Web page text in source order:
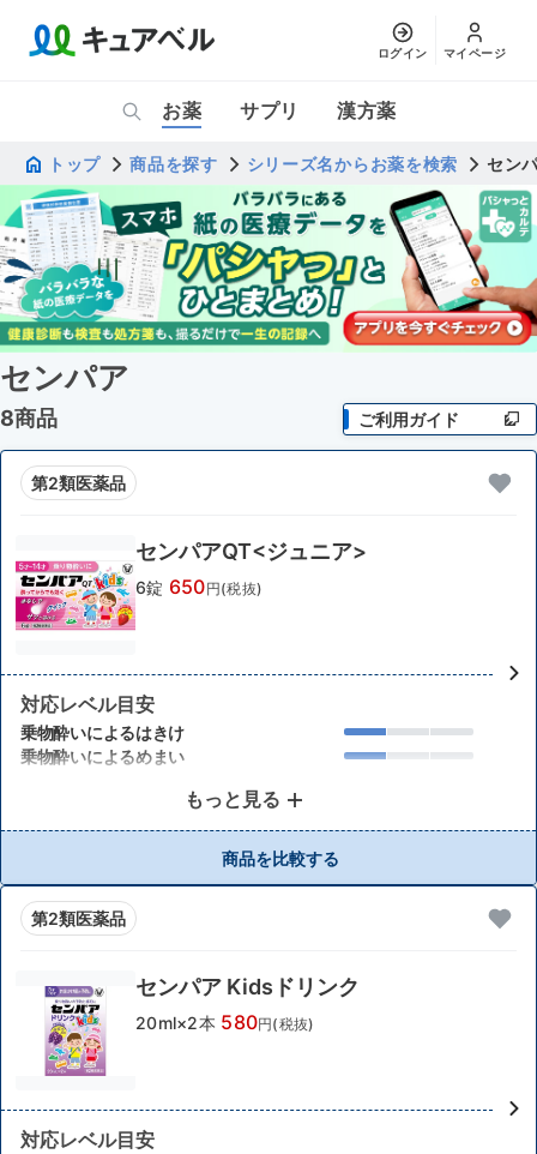
ログイン マイページ
お薬 サプリ 漢方薬
トップ 商品を探す シリーズ名からお薬を検索 セン
センパア
8商品 ご利用ガイド
第2類医薬品
センパアQT<ジュニア>
6錠 650円(税抜)
対応レベル目安
乗物酔いによるはきけ
乗物酔いによるめまい
もっと見る
商品を比較する
第2類医薬品
センパア Kidsドリンク
20ml×2本 580円(税抜)
対応レベル目安